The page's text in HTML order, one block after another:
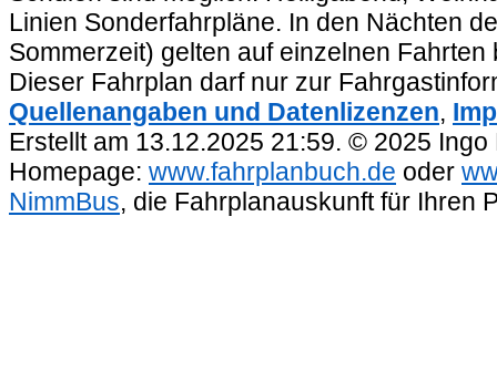
Linien Sonderfahrpläne. In den Nächten
Sommerzeit) gelten auf einzelnen
Dieser Fahrplan darf nur zur
Quellenangaben und Datenlizenzen,
Erstellt am 13.12.2025 21:59. © 2025
Homepage: www.fahrplanbuch.de oder
NimmBus, die Fahrplanauskunft für Ihren